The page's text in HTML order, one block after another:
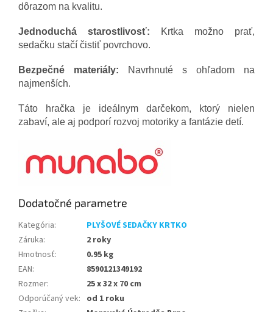
dôrazom na kvalitu.
Jednoduchá starostlivosť: Krtka možno prať,
sedačku stačí čistiť povrchovo.
Bezpečné materiály: Navrhnuté s ohľadom na
najmenších.
Táto hračka je ideálnym darčekom, ktorý nielen
zabaví, ale aj podporí rozvoj motoriky a fantázie detí.
Dodatočné parametre
Kategória:
PLYŠOVÉ SEDAČKY KRTKO
Záruka:
2 roky
Hmotnosť:
0.95 kg
EAN:
8590121349192
Rozmer:
25 x 32 x 70 cm
Odporúčaný vek: od 1 roku